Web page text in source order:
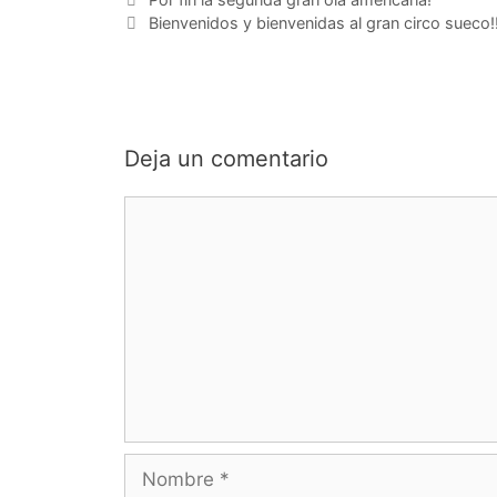
Bienvenidos y bienvenidas al gran circo
Deja un comentario
Nombre